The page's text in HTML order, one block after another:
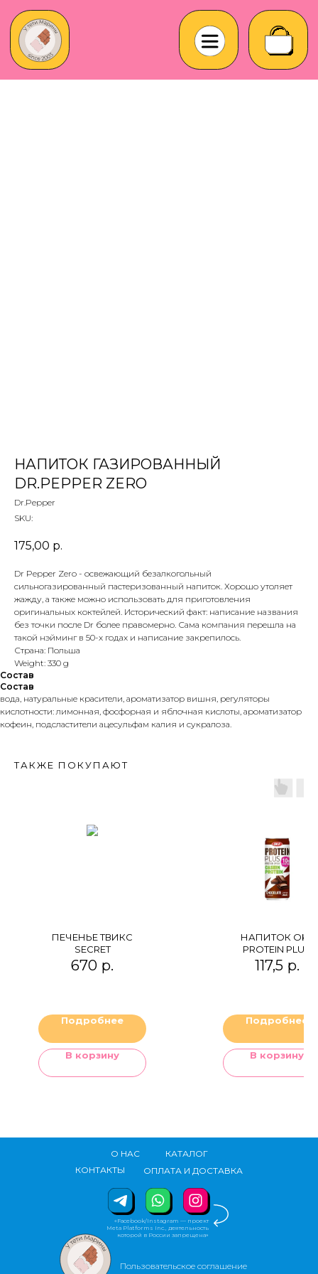
НАПИТОК ГАЗИРОВАННЫЙ
DR.PEPPER ZERO
Dr.Pepper
SKU:
175,00 р.
Dr Pepper Zero - освежающий безалкогольный
сильногазированный пастеризованный напиток. Хорошо утоляет
жажду, а также можно использовать для приготовления
оригинальных коктейлей. Исторический факт: написание названия
без точки после Dr более правомерно. Сама компания перешла на
такой нэйминг в 50-х годах и написание закрепилось.
Страна: Польша
Weight: 330 g
Состав
Состав
вода, натуральные красители, ароматизатор вишня, регуляторы
киcлотности: лимонная, фосфорная и яблочная кислоты, ароматизатор
кофеин, подсластители ацесульфам калия и сукралоза.
ТАКЖЕ ПОКУПАЮТ
ПЕЧЕНЬЕ ТВИКС
SECRET
670 р.
Подробнее
В корзину
НАПИТОК OKF
PROTEIN PLUS
CHOCOLATE
117,5 р.
Подробнее
В корзину
О НАС
КАТАЛОГ
ОПЛАТА И ДОСТАВКА
КОНТАКТЫ
Пользовательское соглашение
«Facebook/Instagram — проект
Meta Platforms Inc., деятельность
которой в России запрещена»